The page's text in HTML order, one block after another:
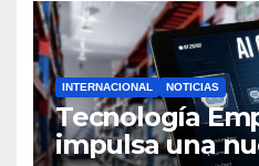
INTERNACIONAL NOTICIAS
Tecnología
impulsa una